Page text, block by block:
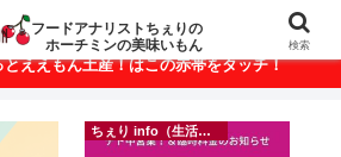
ホーチミンの美味いもんが満載！
ええもん土産！はこの赤帯をタッチ！
ちぇり info（生活情報）
フードアナリストちぇりの
ホーチミンの美味いもん
検索